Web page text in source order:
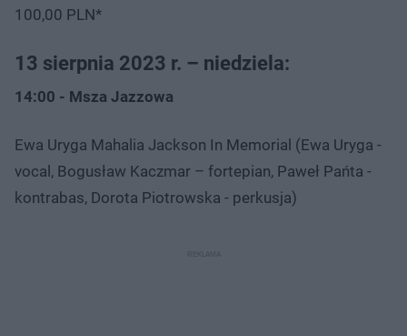
100,00 PLN*
13 sierpnia 2023 r. – niedziela:
14:00 - Msza Jazzowa
Ewa Uryga Mahalia Jackson In Memorial (Ewa Uryga -
vocal, Bogusław Kaczmar – fortepian, Paweł Pańta -
kontrabas, Dorota Piotrowska - perkusja)